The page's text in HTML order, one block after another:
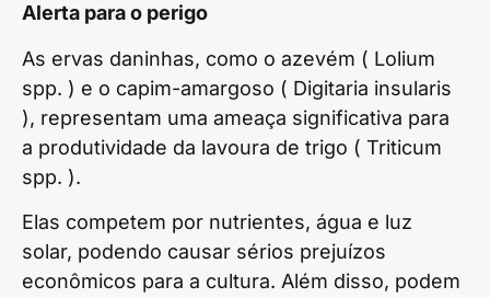
Alerta para o perigo
As ervas daninhas, como o azevém ( Lolium
spp. ) e o capim-amargoso ( Digitaria insularis
), representam uma ameaça significativa para
a produtividade da lavoura de trigo ( Triticum
spp. ).
Elas competem por nutrientes, água e luz
solar, podendo causar sérios prejuízos
econômicos para a cultura. Além disso, podem